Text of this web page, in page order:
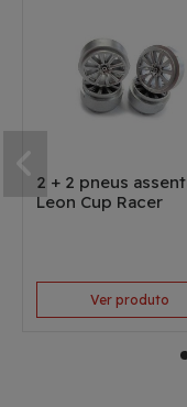
2 + 2 pneus
Leon Cup Racer
Ver produto